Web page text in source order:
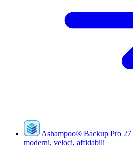
Ashampoo® Backup Pro 27
moderni, veloci, affidabili